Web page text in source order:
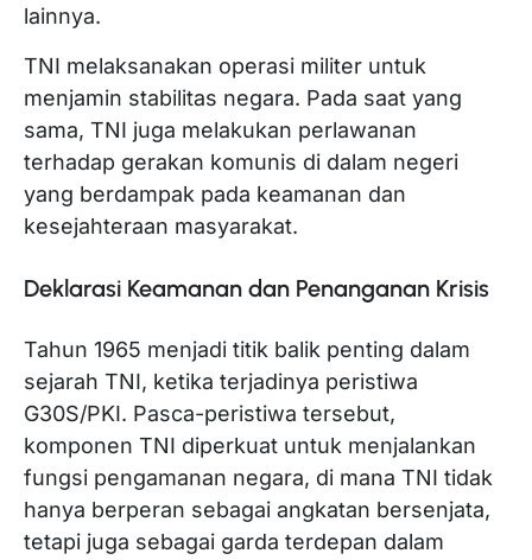
lainnya.
TNI melaksanakan operasi militer untuk
menjamin stabilitas negara. Pada saat yang
sama, TNI juga melakukan perlawanan
terhadap gerakan komunis di dalam negeri
yang berdampak pada keamanan dan
kesejahteraan masyarakat.
Deklarasi Keamanan dan Penanganan Krisis
Tahun 1965 menjadi titik balik penting dalam
sejarah TNI, ketika terjadinya peristiwa
G30S/PKI. Pasca-peristiwa tersebut,
komponen TNI diperkuat untuk menjalankan
fungsi pengamanan negara, di mana TNI tidak
hanya berperan sebagai angkatan bersenjata,
tetapi juga sebagai garda terdepan dalam